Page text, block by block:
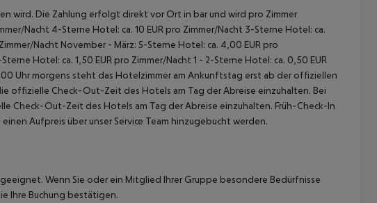
wird. Die Zahlung erfolgt direkt vor Ort in bar und wird pro Zimmer
Nacht 4-Sterne Hotel: ca. 10 EUR pro Zimmer/Nacht 3-Sterne Hotel: ca.
Nacht November - März: 5-Sterne Hotel: ca. 4,00 EUR pro
Hotel: ca. 1,50 EUR pro Zimmer/Nacht 1 - 2-Sterne Hotel: ca. 0,50 EUR
Uhr morgens steht das Hotelzimmer am Ankunftstag erst ab der offiziellen
offizielle Check-Out-Zeit des Hotels am Tag der Abreise einzuhalten. Bei
Check-Out-Zeit des Hotels am Tag der Abreise einzuhalten. Früh-Check-In
Aufpreis über unser Service Team hinzugebucht werden.
Wenn Sie oder ein Mitglied Ihrer Gruppe besondere Bedürfnisse
Ihre Buchung bestätigen.